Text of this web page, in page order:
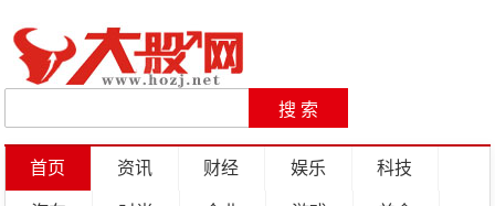
首页 资讯 财经 娱乐 科技